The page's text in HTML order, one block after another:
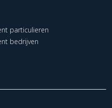
particulieren
bedrijven